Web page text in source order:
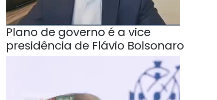
Plano de governo é a vice
presidência de Flávio Bolsonaro